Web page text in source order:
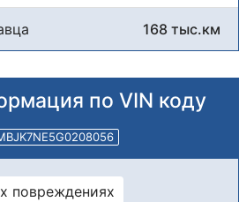
168 тыс.км
по VIN коду
повреждениях